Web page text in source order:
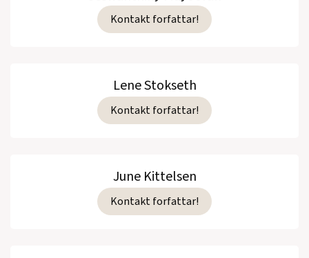
Kontakt forfattar!
Lene Stokseth
Kontakt forfattar!
June Kittelsen
Kontakt forfattar!